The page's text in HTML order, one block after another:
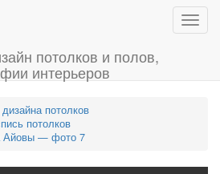
потолков
потолков
Айовы — фото 7